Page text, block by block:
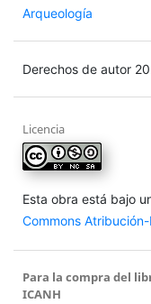
Arqueología
Derechos de autor
Licencia
Esta obra está bajo
Commons
Para la compra del
ICANH